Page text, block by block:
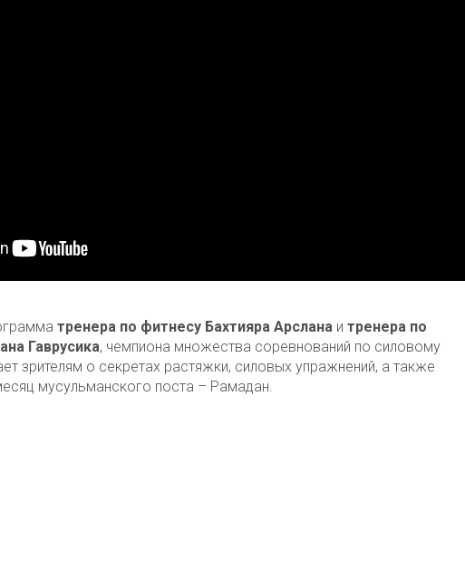
тренера по фитнесу Бахтияра Арслана и тренера по
Гаврусика, чемпиона множества соревнований по силовому
зрителям о секретах растяжки, силовых упражнений, а также
мусульманского поста – Рамадан.